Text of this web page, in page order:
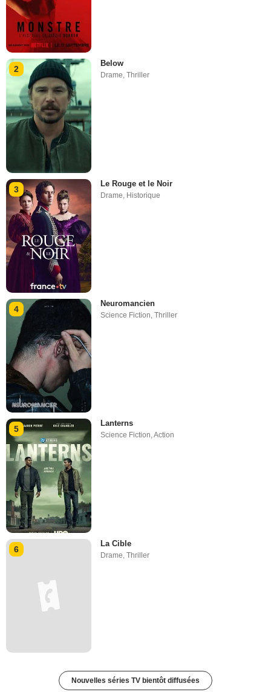
2
Below
Drame,Thriller
3
Le Rouge et le Noir
Drame Historique
4
Neuromancien
Science Fiction,Thriller
5
Lanterns
Science Fiction,Action
6
La Cible
Drame ,Thriller
Nouvelles séries TV bientôt diffusées